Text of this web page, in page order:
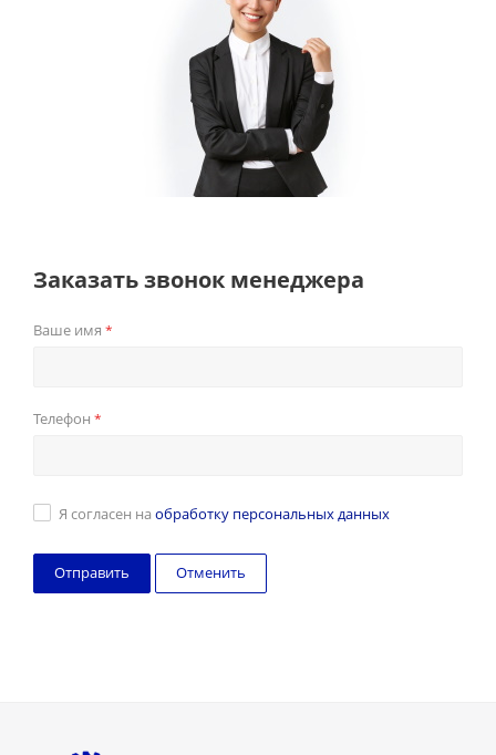
Заказать звонок менеджера
Ваше имя *
Телефон *
Я согласен на обработку персональных данных
Отменить